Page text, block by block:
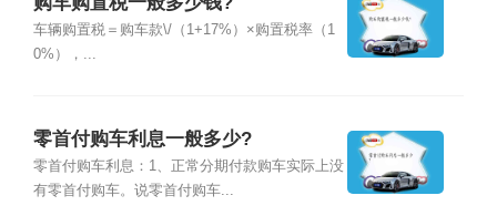
车辆购置税＝购车款\/（1+17%）×购置税率（1
0%），...
零首付购车利息一般多少?
零首付购车利息：1、正常分期付款购车实际上没
有零首付购车。说零首付购车...